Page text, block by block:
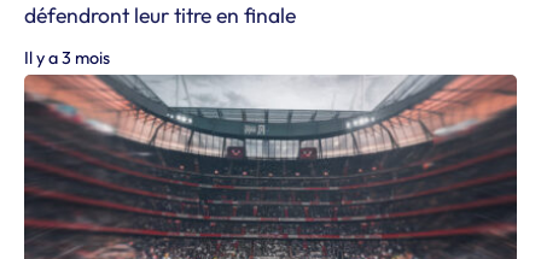
défendront leur titre en finale
Il y a 3 mois